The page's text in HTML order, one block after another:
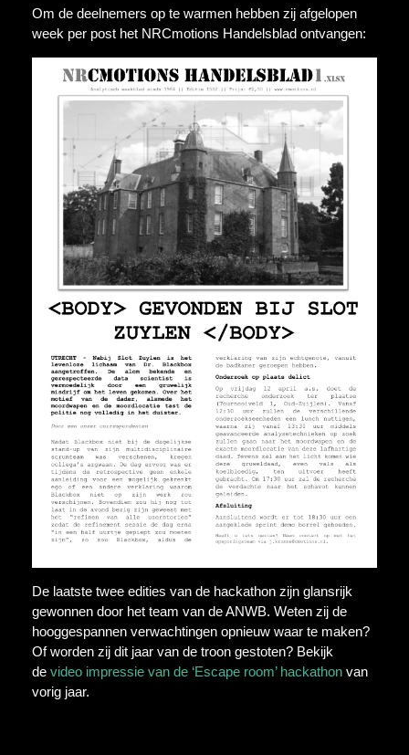
Om de deelnemers op te warmen hebben zij afgelopen
week per post het NRCmotions Handelsblad ontvangen:
De laatste twee edities van de hackathon zijn glansrijk
gewonnen door het team van de ANWB. Weten zij de
hooggespannen verwachtingen opnieuw waar te maken?
Of worden zij dit jaar van de troon gestoten? Bekijk
de video impressie van de ‘Escape room’ hackathon van
vorig jaar.